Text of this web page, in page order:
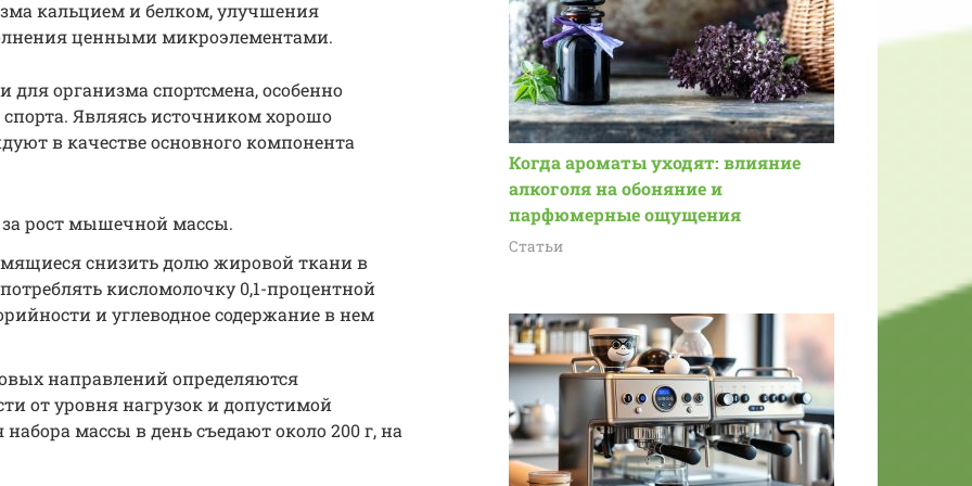
кальцием и белком, улучшения
ценными микроэлементами.
для организма спортсмена, особенно
Являясь источником хорошо
в качестве основного компонента
за рост мышечной массы.
снизить долю жировой ткани в
кисломолочку 0,1-процентной
и углеводное содержание в нем
направлений определяются
от уровня нагрузок и допустимой
массы в день съедают около 200 г, на
Когда ароматы уходят: влияние
алкоголя на обоняние и
парфюмерные ощущения
Статьи